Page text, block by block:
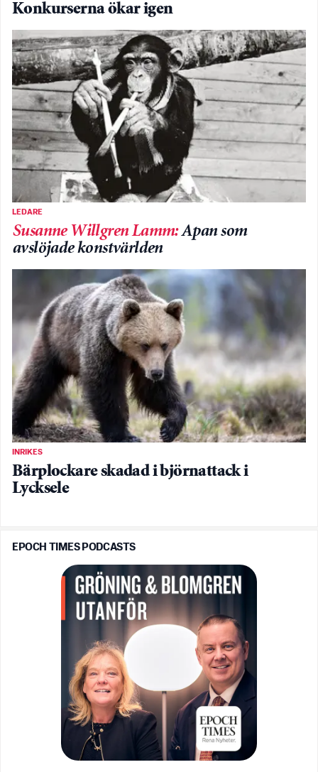
Konkurserna ökar igen
LEDARE
Susanne Willgren Lamm:Apan som
avslöjade konstvärlden
INRIKES
Bärplockare skadad i björnattack i
Lycksele
EPOCH TIMES PODCASTS